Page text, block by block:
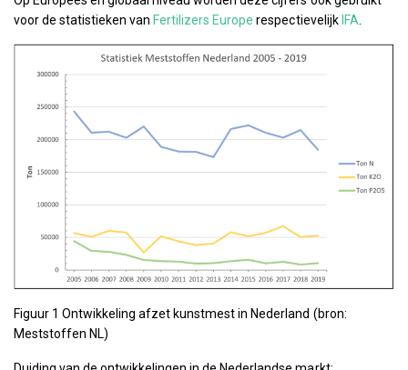
voor de statistieken van Fertilizers Europe respectievelijk IFA
Figuur 1 Ontwikkeling afzet kunstmest in Nederland (bron:
Meststoffen NL)